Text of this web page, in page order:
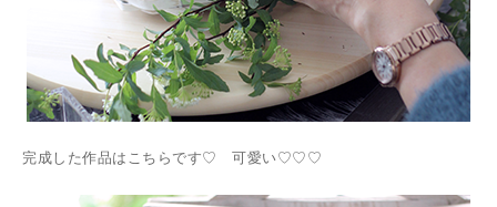
完成した作品はこちらです♡ 可愛い♡♡♡